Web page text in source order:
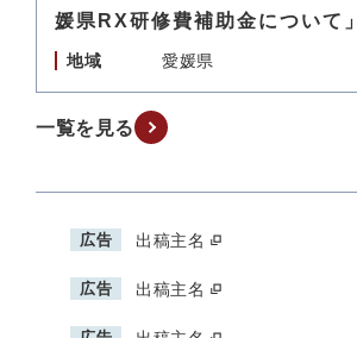
媛県RX研修費補助金について」
地域 愛媛県
一覧を見る
広告 出稿主名
広告 出稿主名